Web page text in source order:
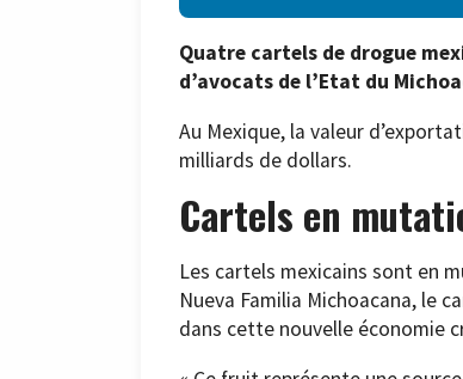
Quatre cartels de drogue
d’avocats de l’Etat du
Au Mexique, la valeur
milliards de dollars.
Cartels en
Les cartels mexicains sont en
Nueva Familia Michoacana, le
dans cette nouvelle économie